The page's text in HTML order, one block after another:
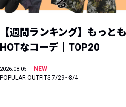
【週間ランキング】もっとも
HOTなコーデ｜TOP20
2026.08.05
NEW
POPULAR OUTFITS 7/29~8/4